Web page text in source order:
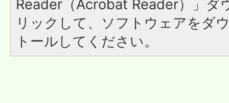
Reader（Acrobat Reader）」ダ
リックして、ソフトウェアをダ
トールしてください。